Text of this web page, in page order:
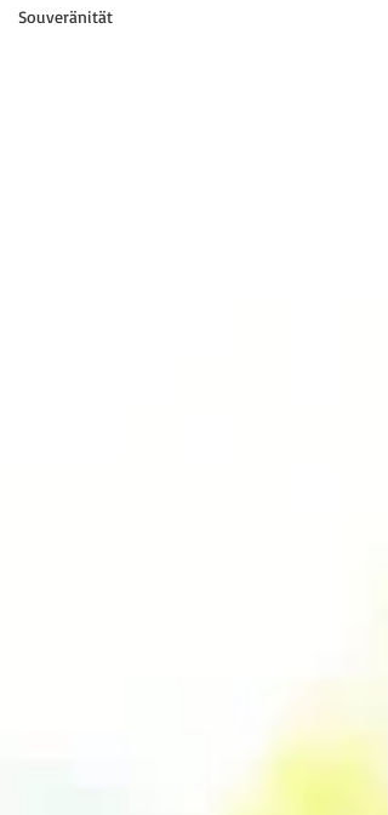
Souveränität